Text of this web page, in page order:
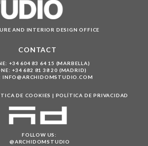
AND INTERIOR DESIGN OFFICE
CONTACT
+34 604 83 64 15 (MARBELLA)
+34 682 81 38 20 (MADRID)
INFO@ARCHIDOMSTUDIO.COM
DE COOKIES | POLÍTICA DE PRIVACIDAD
FOLLOW US:
@ARCHIDOMSTUDIO